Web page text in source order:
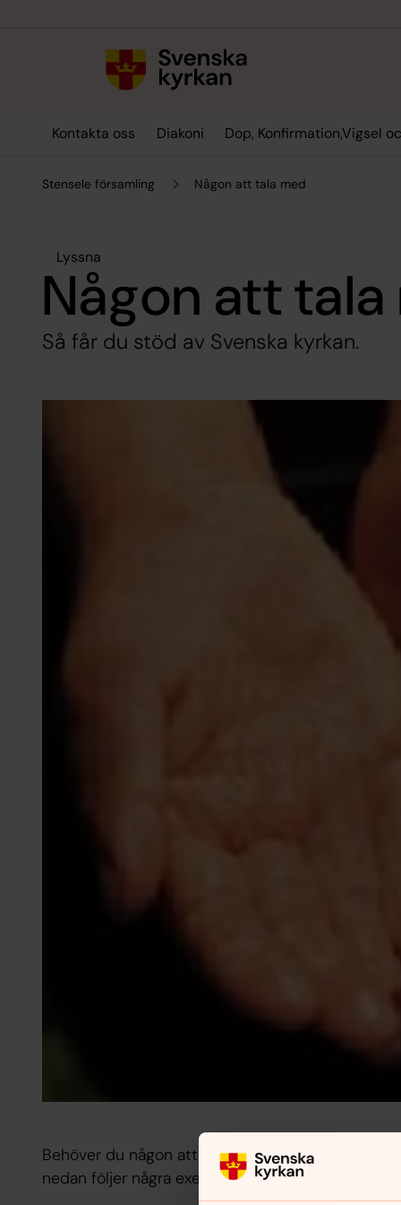
Kontakta oss Diakoni Dop, Konfirmation,Vigsel
Stensele församling Någon att tala med
Lyssna
Någon att
Så får du stöd av Svenska kyrkan.
Behöver du någon att tala med? Svenska kyrkan
nedan följer några exempel: